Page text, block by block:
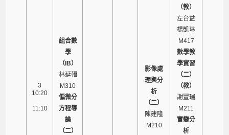
3
10:20
-
11:10
組合數
學
（IB）
林延輯
M310
偏微分
方程導
論
（二）
影像處
理與分
析
（二）
陳建隆
M210
（教）
左台益
楊凱琳
M417
數學教
學實習
（二）
（教）
謝豐瑞
M211
實變分
析